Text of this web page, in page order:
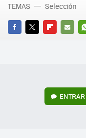
FACEBOOK
TWITTERFLIPBOARD
E-
TEMAS Selección